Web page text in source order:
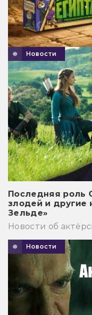
Новости
Последняя роль
злодей и другие
Зельде»
Новости об
Новости